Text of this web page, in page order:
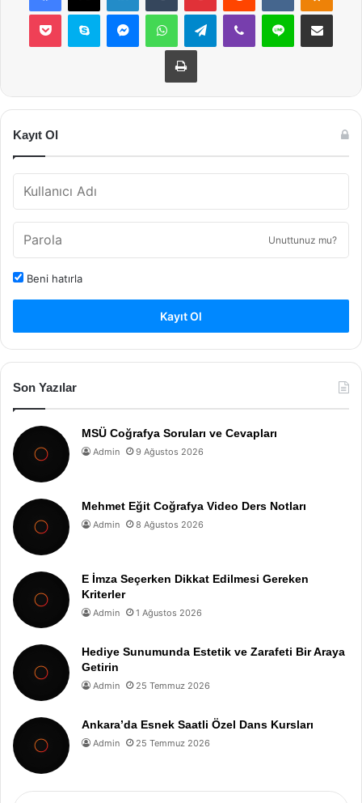
Pocket Skype MessengerWhatsAppTelegramViber Line E-Posta ile
Yazdır
Kayıt Ol
Unuttunuz mu?
Beni hatırla
Kayıt Ol
Son Yazılar
MSÜ Coğrafya Soruları ve Cevapları
Admin 9 Ağustos 2026
Mehmet Eğit Coğrafya Video Ders Notları
Admin 8 Ağustos 2026
E İmza Seçerken Dikkat Edilmesi Gereken
Kriterler
Admin 1 Ağustos 2026
Hediye Sunumunda Estetik ve Zarafeti Bir Araya
Getirin
Admin 25 Temmuz 2026
Ankara’da Esnek Saatli Özel Dans Kursları
Admin 25 Temmuz 2026